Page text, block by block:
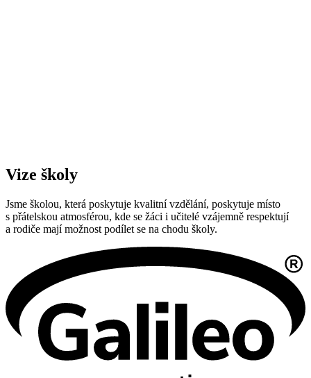
Vize školy
Jsme školou, která poskytuje kvalitní vzdělání, poskytuje místo
s přátelskou atmosférou, kde se žáci i učitelé vzájemně respektují
a rodiče mají možnost podílet se na chodu školy.